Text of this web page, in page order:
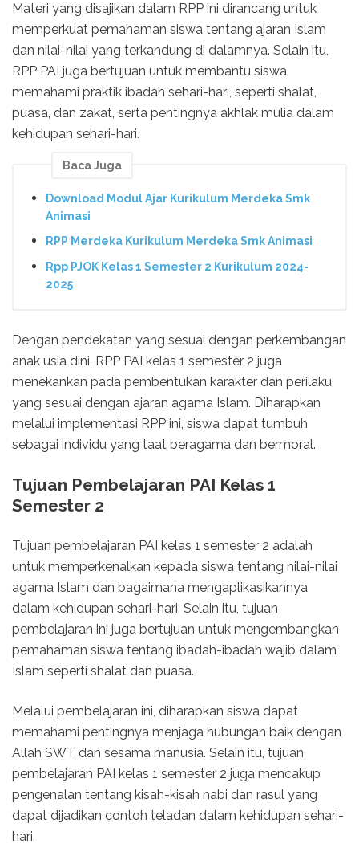
Materi yang disajikan dalam RPP ini dirancang untuk
memperkuat pemahaman siswa tentang ajaran Islam
dan nilai-nilai yang terkandung di dalamnya. Selain itu,
RPP PAI juga bertujuan untuk membantu siswa
memahami praktik ibadah sehari-hari, seperti shalat,
puasa, dan zakat, serta pentingnya akhlak mulia dalam
kehidupan sehari-hari.
Baca Juga
Download Modul Ajar Kurikulum Merdeka Smk
Animasi
RPP Merdeka Kurikulum Merdeka Smk Animasi
Rpp PJOK Kelas 1 Semester 2 Kurikulum 2024-
2025
Dengan pendekatan yang sesuai dengan perkembangan
anak usia dini, RPP PAI kelas 1 semester 2 juga
menekankan pada pembentukan karakter dan perilaku
yang sesuai dengan ajaran agama Islam. Diharapkan
melalui implementasi RPP ini, siswa dapat tumbuh
sebagai individu yang taat beragama dan bermoral.
Tujuan Pembelajaran PAI Kelas 1
Semester 2
Tujuan pembelajaran PAI kelas 1 semester 2 adalah
untuk memperkenalkan kepada siswa tentang nilai-nilai
agama Islam dan bagaimana mengaplikasikannya
dalam kehidupan sehari-hari. Selain itu, tujuan
pembelajaran ini juga bertujuan untuk mengembangkan
pemahaman siswa tentang ibadah-ibadah wajib dalam
Islam seperti shalat dan puasa.
Melalui pembelajaran ini, diharapkan siswa dapat
memahami pentingnya menjaga hubungan baik dengan
Allah SWT dan sesama manusia. Selain itu, tujuan
pembelajaran PAI kelas 1 semester 2 juga mencakup
pengenalan tentang kisah-kisah nabi dan rasul yang
dapat dijadikan contoh teladan dalam kehidupan sehari-
hari.